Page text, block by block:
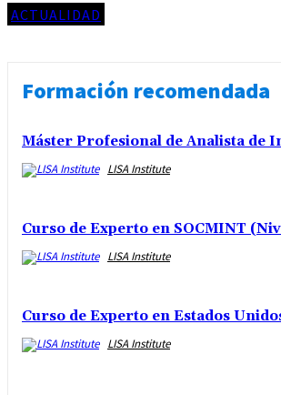
ACTUALIDAD
Formación recomendada
Máster Profesional de Analista de
LISA Institute
Curso de Experto en SOCMINT
LISA Institute
Curso de Experto en Estados
LISA Institute